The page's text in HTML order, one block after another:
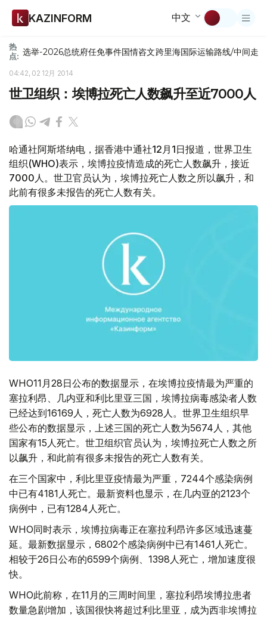
KAZINFORM 中文
热
点: 选举-2026总统府任免事件国情咨文跨里海国际运输路线/中间走廊
04:42, 02 12月 2014
世卫组织：埃博拉死亡人数飙升至近7000人
哈通社阿斯塔纳电，据香港中通社12月1日报道，世界卫生
组织(WHO)表示，埃博拉疫情造成的死亡人数飙升，接近
7000人。世卫官员认为，埃博拉死亡人数之所以飙升，和
此前有很多未报告的死亡人数有关。
WHO11月28日公布的数据显示，在埃博拉疫情最为严重的
塞拉利昂、几内亚和利比里亚三国，埃博拉病毒感染者人数
已经达到16169人，死亡人数为6928人。世界卫生组织早
些公布的数据显示，上述三国的死亡人数为5674人，其他
国家有15人死亡。世卫组织官员认为，埃博拉死亡人数之所
以飙升，和此前有很多未报告的死亡人数有关。
在三个国家中，利比里亚疫情最为严重，7244个感染病例
中已有4181人死亡。最新资料也显示，在几内亚的2123个
病例中，已有1284人死亡。
WHO同时表示，埃博拉病毒正在塞拉利昂许多区域迅速蔓
延。最新数据显示，6802个感染病例中已有1461人死亡。
相较于26日公布的6599个病例、1398人死亡，增加速度很
快。
WHO此前称，在11月的三周时间里，塞拉利昂埃博拉患者
数量急剧增加，该国很快将超过利比里亚，成为西非埃博拉